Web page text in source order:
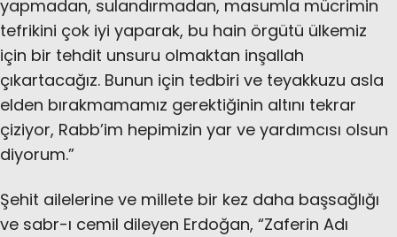
yapmadan, sulandırmadan, masumla mücrimin
tefrikini çok iyi yaparak, bu hain örgütü ülkemiz
için bir tehdit unsuru olmaktan inşallah
çıkartacağız. Bunun için tedbiri ve teyakkuzu asla
elden bırakmamamız gerektiğinin altını tekrar
çiziyor, Rabb’im hepimizin yar ve yardımcısı olsun
diyorum.”
Şehit ailelerine ve millete bir kez daha başsağlığı
ve sabr-ı cemil dileyen Erdoğan, “Zaferin Adı